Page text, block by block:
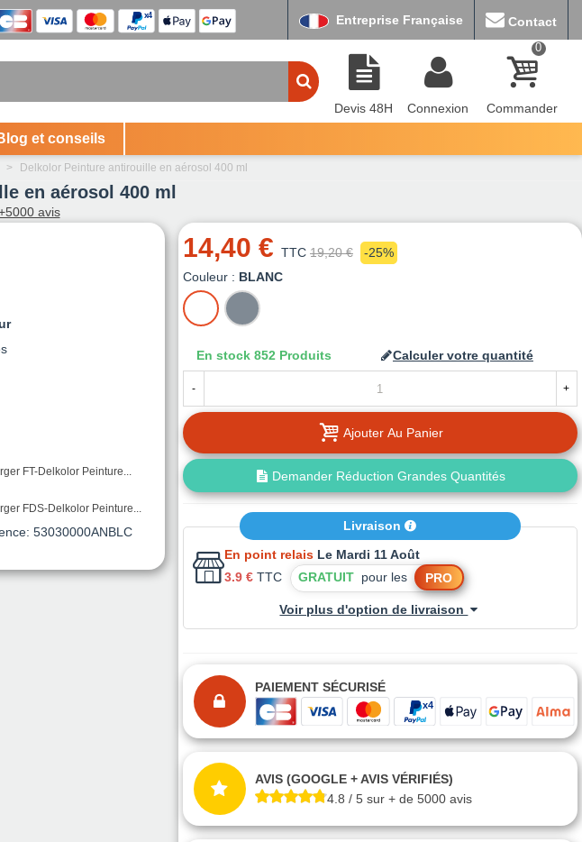
Entreprise Française Contact
Devis 48H Connexion
0
Commander
et conseils
> Delkolor Peinture antirouille en aérosol 400 ml
en aérosol 400 ml
avis
FT-Delkolor Peinture...
FDS-Delkolor Peinture...
53030000ANBLC
14,40 € TTC 19,20 €
-25%
Couleur : BLANC
BLANC GRIS
En stock 852 Produits Calculer votre quantité
- +
Ajouter Au Panier
Demander Réduction Grandes Quantités
Livraison
En point relais Le Mardi 11 Août
3.9 € TTC GRATUITpour les PRO
Voir plus d'option de livraison
PAIEMENT SÉCURISÉ
AVIS (GOOGLE + AVIS VÉRIFIÉS)
4.8 / 5 sur + de 5000 avis